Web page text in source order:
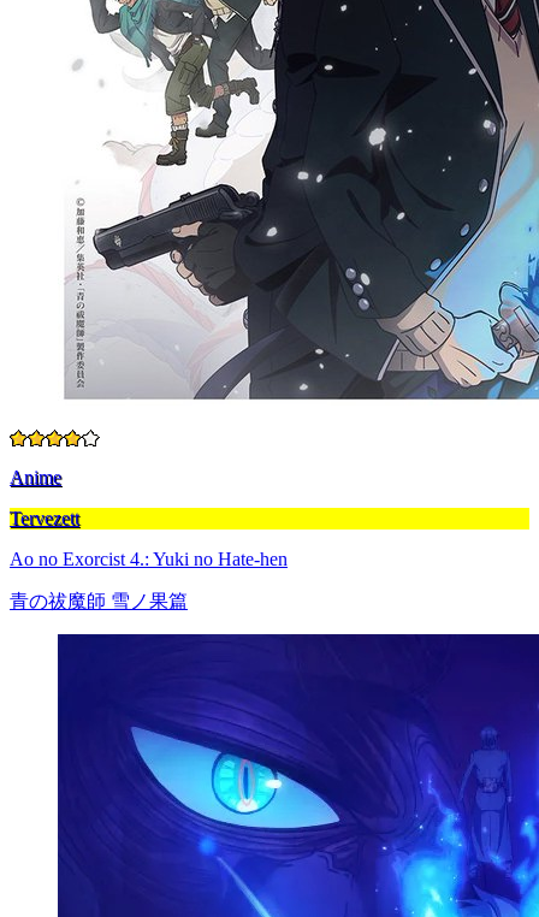
Anime
Tervezett
Ao no Exorcist 4.: Yuki no Hate-hen
青の祓魔師 雪ノ果篇